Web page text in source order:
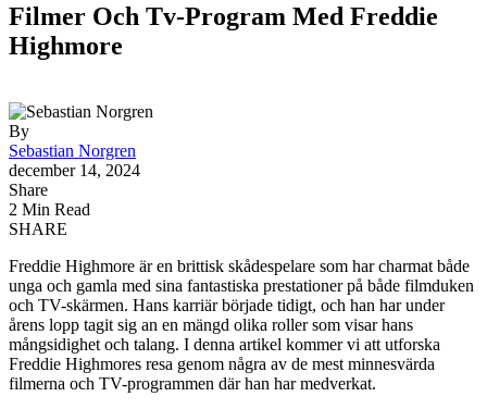
Filmer Och Tv-Program Med Freddie
Highmore
By
Sebastian Norgren
december 14, 2024
Share
2 Min Read
SHARE
Freddie Highmore är en brittisk skådespelare som har charmat både
unga och gamla med sina fantastiska prestationer på både filmduken
och TV-skärmen. Hans karriär började tidigt, och han har under
årens lopp tagit sig an en mängd olika roller som visar hans
mångsidighet och talang. I denna artikel kommer vi att utforska
Freddie Highmores resa genom några av de mest minnesvärda
filmerna och TV-programmen där han har medverkat.